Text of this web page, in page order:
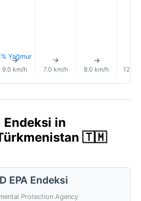
Yağmur
↑
9.0 km/h
↑
7.0 km/h
↑
8.0 km/h 12.0
Endeksi in
🇹🇲
EPA Endeksi
Protection Agency